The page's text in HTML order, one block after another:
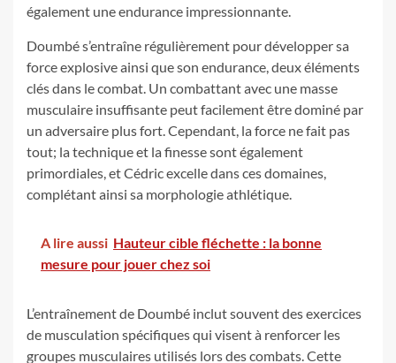
également une endurance impressionnante.
Doumbé s’entraîne régulièrement pour développer sa
force explosive ainsi que son endurance, deux éléments
clés dans le combat. Un combattant avec une masse
musculaire insuffisante peut facilement être dominé par
un adversaire plus fort. Cependant, la force ne fait pas
tout; la technique et la finesse sont également
primordiales, et Cédric excelle dans ces domaines,
complétant ainsi sa morphologie athlétique.
A lire aussi Hauteur cible fléchette : la bonne
mesure pour jouer chez soi
L’entraînement de Doumbé inclut souvent des exercices
de musculation spécifiques qui visent à renforcer les
groupes musculaires utilisés lors des combats. Cette